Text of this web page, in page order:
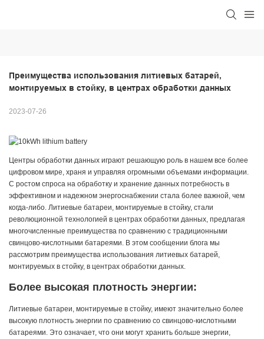
Преимущества использования литиевых батарей,
монтируемых в стойку, в центрах обработки данных
2023-07-26
Центры обработки данных играют решающую роль в нашем все более
цифровом мире, храня и управляя огромными объемами информации.
С ростом спроса на обработку и хранение данных потребность в
эффективном и надежном энергоснабжении стала более важной, чем
когда-либо. Литиевые батареи, монтируемые в стойку, стали
революционной технологией в центрах обработки данных, предлагая
многочисленные преимущества по сравнению с традиционными
свинцово-кислотными батареями. В этом сообщении блога мы
рассмотрим преимущества использования литиевых батарей,
монтируемых в стойку, в центрах обработки данных.
Более высокая плотность энергии:
Литиевые батареи, монтируемые в стойку, имеют значительно более
высокую плотность энергии по сравнению со свинцово-кислотными
батареями. Это означает, что они могут хранить больше энергии,